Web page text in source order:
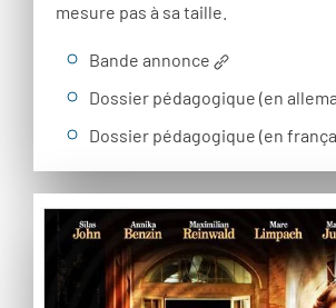
mesure pas à sa taille.
Bande annonce
Dossier pédagogique (en
Dossier pédagogique (en